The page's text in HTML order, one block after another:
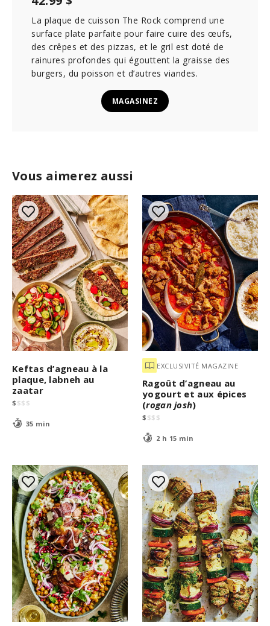
Vous aimerez aussi
Keftas d’agneau à la
plaque, labneh au
zaatar
$ $$ $
35 min
EXCLUSIVITÉ MAGAZINE
Ragoût d’agneau au
yogourt et aux épices
(rogan josh)
$ $$ $
2 h 15 min
La plaque de cuisson The Rock comprend une
surface plate parfaite pour faire cuire des œufs,
des crêpes et des pizzas, et le gril est doté de
rainures profondes qui égouttent la graisse des
burgers, du poisson et d’autres viandes.
MAGASINEZ